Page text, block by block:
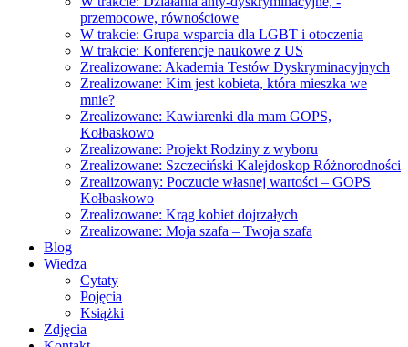
przemocowe, równościowe
W trakcie: Grupa wsparcia dla LGBT i otoczenia
W trakcie: Konferencje naukowe z US
Zrealizowane: Akademia Testów Dyskryminacyjnych
Zrealizowane: Kim jest kobieta, która mieszka we
mnie?
Zrealizowane: Kawiarenki dla mam GOPS,
Kołbaskowo
Zrealizowane: Projekt Rodziny z wyboru
Zrealizowane: Szczeciński Kalejdoskop Różnorodności
Zrealizowany: Poczucie własnej wartości – GOPS
Kołbaskowo
Zrealizowane: Krąg kobiet dojrzałych
Zrealizowane: Moja szafa – Twoja szafa
Blog
Wiedza
Cytaty
Pojęcia
Książki
Zdjęcia